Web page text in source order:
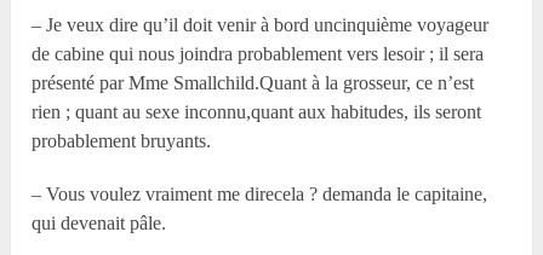
– Je veux dire qu’il doit venir à bord uncinquième voyageur
de cabine qui nous joindra probablement vers lesoir ; il sera
présenté par Mme Smallchild.Quant à la grosseur, ce n’est
rien ; quant au sexe inconnu,quant aux habitudes, ils seront
probablement bruyants.
– Vous voulez vraiment me direcela ? demanda le capitaine,
qui devenait pâle.